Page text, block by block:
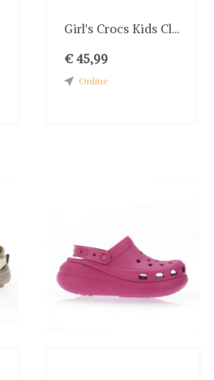
Girl's Crocs Kids Cl...
€ 45,99
Online